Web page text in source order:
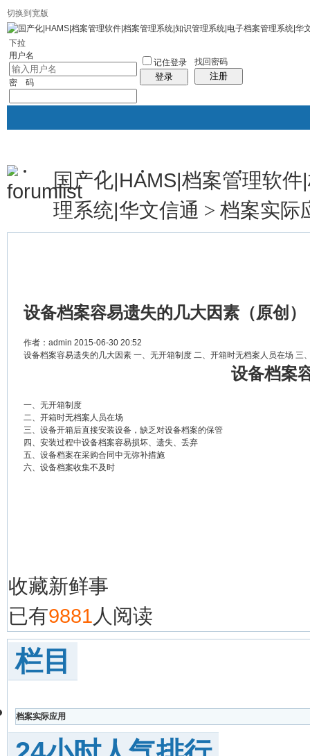
切换到宽版
下拉
用户名
密 码
记住登录
登录
找回密码
注册
华文档案官网 论坛 档案管理系统专区 人事档案
帖子
国产化|HAMS|档案管理软
理系统|华文信通 > 档案实际
设备档案容易遗失的几大因素（原创）
作者： admin 2015-06-30 20:52
设备档案容易遗失的几大因素 一、无开箱制度 二、开箱时无档案人员在场
设备档案
一、无开箱制度
二、开箱时无档案人员在场
三、设备开箱后直接安装设备，缺乏对设备档案的保管
四、安装过程中设备档案容易损坏、遗失、丢弃
五、设备档案在采购合同中无弥补措施
六、设备档案收集不及时
收藏新鲜事
已有9881 人阅读
栏目
档案实际应用